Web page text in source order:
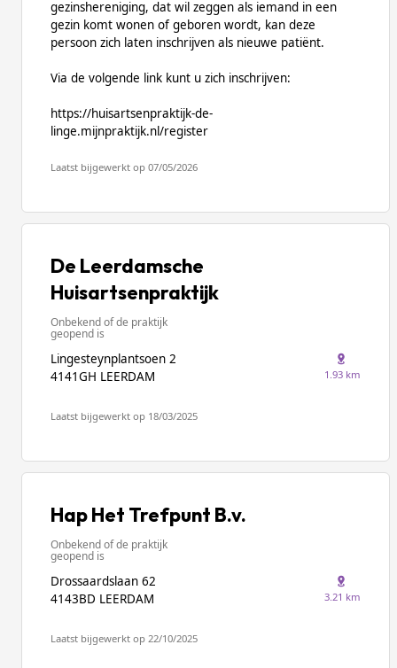
gezinshereniging, dat wil zeggen als iemand in een
gezin komt wonen of geboren wordt, kan deze
persoon zich laten inschrijven als nieuwe patiënt.
Via de volgende link kunt u zich inschrijven:
https://huisartsenpraktijk-de-
linge.mijnpraktijk.nl/register
Laatst bijgewerkt op 07/05/2026
De Leerdamsche
Huisartsenpraktijk
Onbekend of de praktijk
geopend is
Lingesteynplantsoen 2
4141GH LEERDAM
1.93 km
Laatst bijgewerkt op 18/03/2025
Hap Het Trefpunt B.v.
Onbekend of de praktijk
geopend is
Drossaardslaan 62
4143BD LEERDAM
3.21 km
Laatst bijgewerkt op 22/10/2025